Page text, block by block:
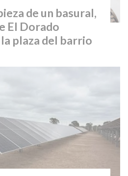
de un basural,
El Dorado
plaza del barrio